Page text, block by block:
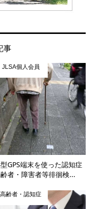
事
JLSA個人会員
GPS端末を使った認知症
者・障害者等徘徊検...
高齢者・認知症